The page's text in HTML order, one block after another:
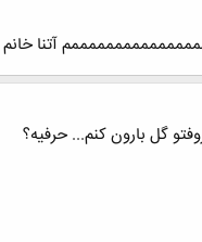
آتنا خانم
گل بارون کنم... حرفیه؟